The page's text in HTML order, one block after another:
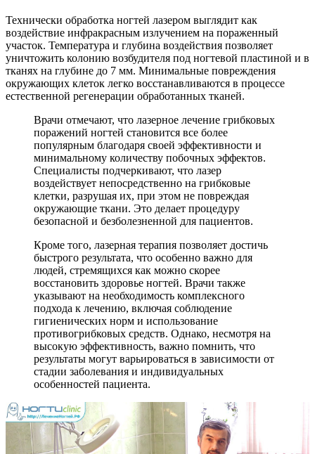
Технически обработка ногтей лазером выглядит как
воздействие инфракрасным излучением на пораженный
участок. Температура и глубина воздействия позволяет
уничтожить колонию возбудителя под ногтевой пластиной и в
тканях на глубине до 7 мм. Минимальные повреждения
окружающих клеток легко восстанавливаются в процессе
естественной регенерации обработанных тканей.
Врачи отмечают, что лазерное лечение грибковых
поражений ногтей становится все более
популярным благодаря своей эффективности и
минимальному количеству побочных эффектов.
Специалисты подчеркивают, что лазер
воздействует непосредственно на грибковые
клетки, разрушая их, при этом не повреждая
окружающие ткани. Это делает процедуру
безопасной и безболезненной для пациентов.
Кроме того, лазерная терапия позволяет достичь
быстрого результата, что особенно важно для
людей, стремящихся как можно скорее
восстановить здоровье ногтей. Врачи также
указывают на необходимость комплексного
подхода к лечению, включая соблюдение
гигиенических норм и использование
противогрибковых средств. Однако, несмотря на
высокую эффективность, важно помнить, что
результаты могут варьироваться в зависимости от
стадии заболевания и индивидуальных
особенностей пациента.